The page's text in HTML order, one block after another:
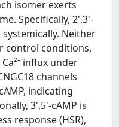
isomer exerts
Specifically, 2',3'-
Neither
control conditions,
influx under
channels
indicating
3',5'-cAMP is
response (HSR),